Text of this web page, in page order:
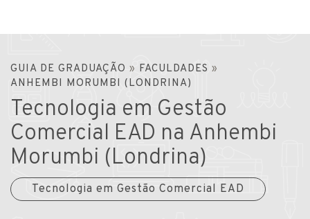
GUIA DE GRADUAÇÃO » FACULDADES »
ANHEMBI MORUMBI (LONDRINA)
Tecnologia em Gestão
Comercial EAD na Anhembi
Morumbi (Londrina)
Tecnologia em Gestão Comercial EAD